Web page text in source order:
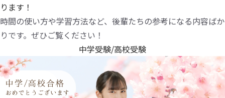
ります！
時間の使い方や学習方法など、後輩たちの参考になる内容ばか
りです。ぜひご覧ください！
中学受験/高校受験